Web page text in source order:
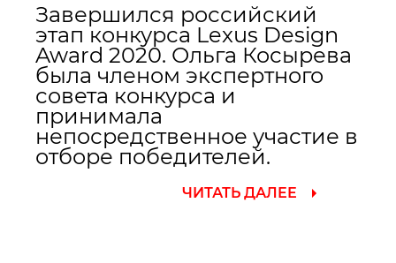
Завершился российский
этап конкурса Lexus Design
Award 2020. Ольга Косырева
была членом экспертного
совета конкурса и
принимала
непосредственное участие в
отборе победителей.
ЧИТАТЬ ДАЛЕЕ